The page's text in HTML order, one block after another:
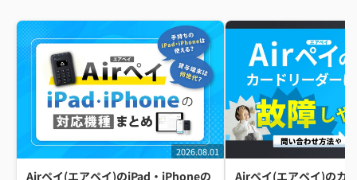
2026.08.01
Airペイ(エアペイ)のiPad・iPhoneの Airペイ(エアペイ)のカ